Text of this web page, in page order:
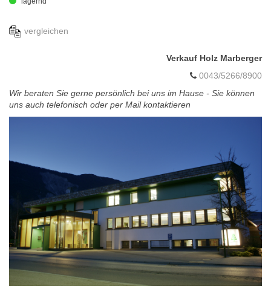
vergleichen
Verkauf Holz Marberger
0043/5266/8900
Wir beraten Sie gerne persönlich bei uns im Hause - Sie können
uns auch telefonisch oder per Mail kontaktieren